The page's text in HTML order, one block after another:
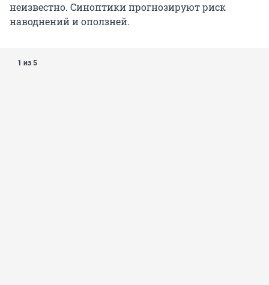
неизвестно. Синоптики прогнозируют риск
наводнений и оползней.
1 из 5